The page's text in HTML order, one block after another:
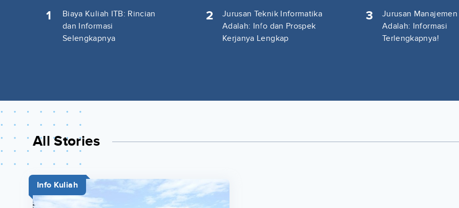
1
Biaya Kuliah ITB: Rincian
dan Informasi
Selengkapnya
2
Jurusan Teknik Informatika
Adalah: Info dan Prospek
Kerjanya Lengkap
3
Jurusan Manajemen
Adalah: Informasi
Terlengkapnya!
All Stories
Info Kuliah